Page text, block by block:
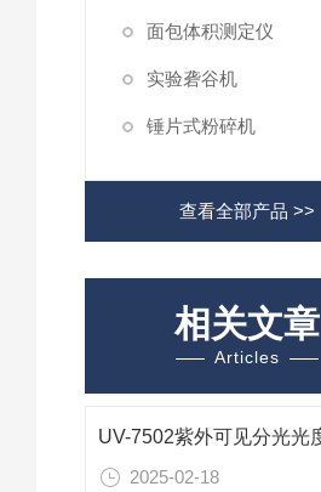
面包体积测定仪
实验砻谷机
锤片式粉碎机
查看全部产品 >>
相关文章
Articles
2025-02-18